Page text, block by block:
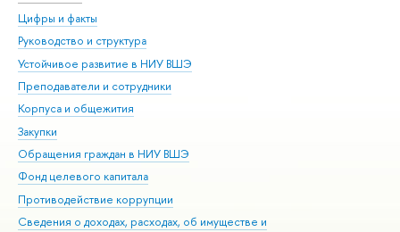
Цифры и факты
Руководство и структура
Устойчивое развитие в НИУ ВШЭ
Преподаватели и сотрудники
Корпуса и общежития
Закупки
Обращения граждан в НИУ ВШЭ
Фонд целевого капитала
Противодействие коррупции
Сведения о доходах, расходах, об имуществе и